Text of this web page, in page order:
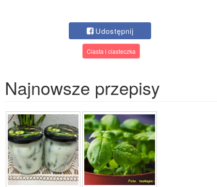
Udostępnij
Ciasta i ciasteczka
Najnowsze przepisy